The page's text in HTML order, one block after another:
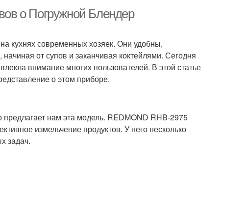
о Погружной Блендер
кухнях современных хозяек. Они удобны,
от супов и заканчивая коктейлями. Сегодня
внимание многих пользователей. В этой статье
о этом приборе.
нам эта модель. REDMOND RHB-2975
измельчение продуктов. У него несколько
задач.